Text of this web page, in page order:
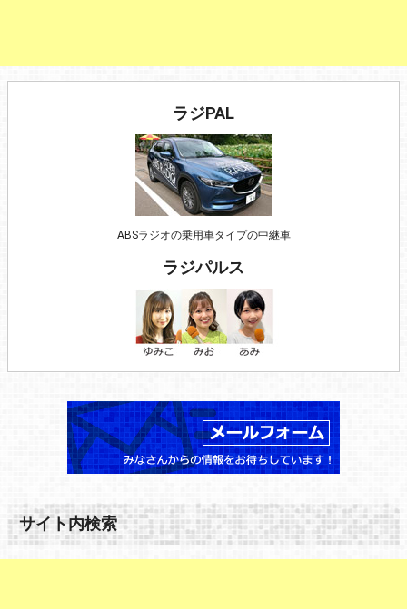
ラジPAL
ABSラジオの乗用車タイプの中継車
ラジパルス
サイト内検索